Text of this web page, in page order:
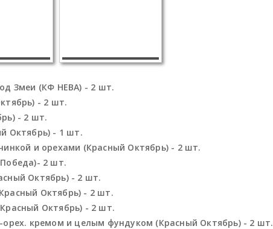
Змеи (КФ НЕВА) - 2 шт.
- 2 шт.
- 2 шт.
Октябрь) - 1 шт.
и орехами (Красный Октябрь) - 2 шт.
2 шт.
Октябрь) - 2 шт.
Октябрь) - 2 шт.
Октябрь) - 2 шт.
кремом и целым фундуком (Красный Октябрь) - 2 шт.